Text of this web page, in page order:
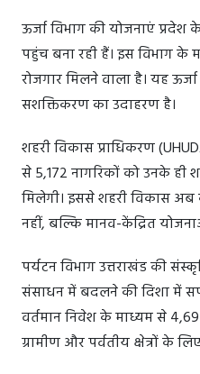
ऊर्जा विभाग की योजनाएं प्रदेश
पहुंच बना रही हैं। इस विभाग के
रोजगार मिलने वाला है। यह
सशक्तिकरण का उदाहरण है।
शहरी विकास प्राधिकरण
से 5,172 नागरिकों को उनके
मिलेगी। इससे शहरी विकास
नहीं, बल्कि मानव-केंद्रित
पर्यटन विभाग उत्तराखंड की
संसाधन में बदलने की दिशा में
वर्तमान निवेश के माध्यम से
ग्रामीण और पर्वतीय क्षेत्रों के